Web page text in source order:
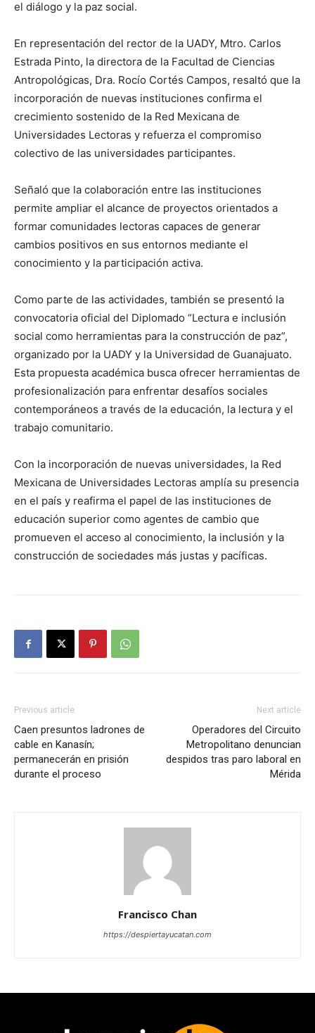
el diálogo y la paz social.
En representación del rector de la UADY, Mtro. Carlos
Estrada Pinto, la directora de la Facultad de Ciencias
Antropológicas, Dra. Rocío Cortés Campos, resaltó que la
incorporación de nuevas instituciones confirma el
crecimiento sostenido de la Red Mexicana de
Universidades Lectoras y refuerza el compromiso
colectivo de las universidades participantes.
Señaló que la colaboración entre las instituciones
permite ampliar el alcance de proyectos orientados a
formar comunidades lectoras capaces de generar
cambios positivos en sus entornos mediante el
conocimiento y la participación activa.
Como parte de las actividades, también se presentó la
convocatoria oficial del Diplomado “Lectura e inclusión
social como herramientas para la construcción de paz”,
organizado por la UADY y la Universidad de Guanajuato.
Esta propuesta académica busca ofrecer herramientas de
profesionalización para enfrentar desafíos sociales
contemporáneos a través de la educación, la lectura y el
trabajo comunitario.
Con la incorporación de nuevas universidades, la Red
Mexicana de Universidades Lectoras amplía su presencia
en el país y reafirma el papel de las instituciones de
educación superior como agentes de cambio que
promueven el acceso al conocimiento, la inclusión y la
construcción de sociedades más justas y pacíficas.
Previous article
Caen presuntos ladrones de
cable en Kanasín;
permanecerán en prisión
durante el proceso
Next article
Operadores del Circuito
Metropolitano denuncian
despidos tras paro laboral en
Mérida
Francisco Chan
https://despiertayucatan.com